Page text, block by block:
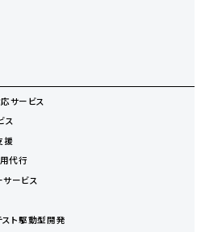
サービス
ス
援
用代行
サービス
ト駆動型開発